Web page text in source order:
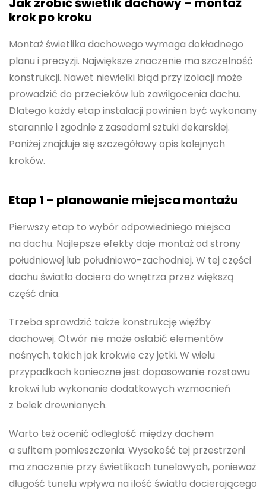
krok po kroku
Montaż świetlika dachowego wymaga dokładnego
planu i precyzji. Największe znaczenie ma szczelność
konstrukcji. Nawet niewielki błąd przy izolacji może
prowadzić do przecieków lub zawilgocenia dachu.
Dlatego każdy etap instalacji powinien być wykonany
starannie i zgodnie z zasadami sztuki dekarskiej.
Poniżej znajduje się szczegółowy opis kolejnych
kroków.
Etap 1 – planowanie miejsca montażu
Pierwszy etap to wybór odpowiedniego miejsca
na dachu. Najlepsze efekty daje montaż od strony
południowej lub południowo-zachodniej. W tej części
dachu światło dociera do wnętrza przez większą
część dnia.
Trzeba sprawdzić także konstrukcję więźby
dachowej. Otwór nie może osłabić elementów
nośnych, takich jak krokwie czy jętki. W wielu
przypadkach konieczne jest dopasowanie rozstawu
krokwi lub wykonanie dodatkowych wzmocnień
z belek drewnianych.
Warto też ocenić odległość między dachem
a sufitem pomieszczenia. Wysokość tej przestrzeni
ma znaczenie przy świetlikach tunelowych, ponieważ
długość tunelu wpływa na ilość światła docierającego